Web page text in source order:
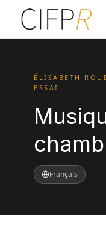
ÉLISABETH
ESSAI.
Français